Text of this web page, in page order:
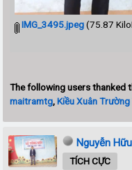
IMG_3495.jpeg(75.87
The following users thanked
maitramtg,Kiều Xuân
Nguyễn
TÍCH CỰC